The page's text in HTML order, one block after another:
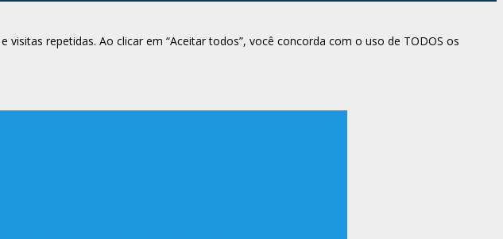
repetidas. Ao clicar em “Aceitar todos”, você concorda com o uso de TODOS os